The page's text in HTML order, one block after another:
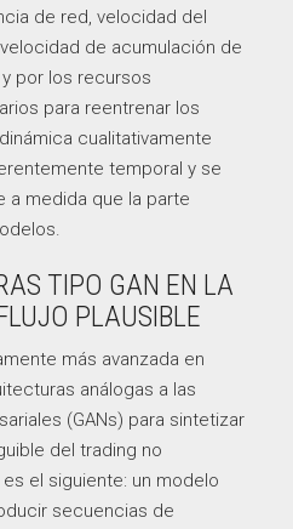
de red, velocidad del
de acumulación de
por los recursos
para reentrenar los
cualitativamente
temporal y se
a medida que la parte
TIPO GAN EN LA
PLAUSIBLE
más avanzada en
análogas a las
(GANs) para sintetizar
del trading no
el siguiente: un modelo
secuencias de